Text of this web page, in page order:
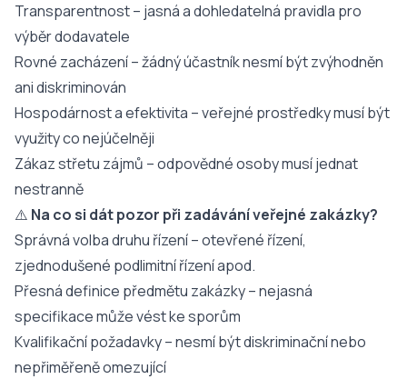
Transparentnost – jasná a dohledatelná pravidla pro
výběr dodavatele
Rovné zacházení – žádný účastník nesmí být zvýhodněn
ani diskriminován
Hospodárnost a efektivita – veřejné prostředky musí být
využity co nejúčelněji
Zákaz střetu zájmů – odpovědné osoby musí jednat
nestranně
⚠️ Na co si dát pozor při zadávání veřejné zakázky?
Správná volba druhu řízení – otevřené řízení,
zjednodušené podlimitní řízení apod.
Přesná definice předmětu zakázky – nejasná
specifikace může vést ke sporům
Kvalifikační požadavky – nesmí být diskriminační nebo
nepřiměřeně omezující